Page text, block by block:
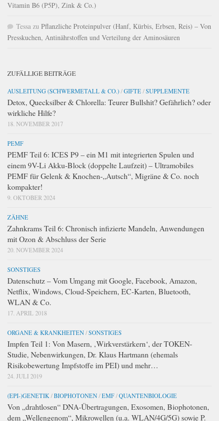
Vitamin B6 (P5P), Zink & Co.)
Tessa zu Pflanzliche Proteinpulver (Hanf, Kürbis, Erbsen, Reis) – Von
Presskuchen, Antinährstoffen und Verteilung der Aminosäuren
ZUFÄLLIGE BEITRÄGE
AUSLEITUNG (SCHWERMETALL & CO.)/GIFTE/SUPPLEMENTE
Detox, Quecksilber & Chlorella: Teurer Bullshit? Gefährlich? oder
wirkliche Hilfe?
18. NOVEMBER 2017
PEMF
PEMF Teil 6: ICES P9 – ein M1 mit integrierten Spulen und
einem 9V-Li Akku-Block (doppelte Laufzeit) – Ultramobiles
PEMF für Gelenk & Knochen-„Autsch“, Migräne & Co. noch
kompakter!
9. OKTOBER 2024
ZÄHNE
Zahnkrams Teil 6: Chronisch infizierte Mandeln, Anwendungen
mit Ozon & Abschluss der Serie
20. NOVEMBER 2024
SONSTIGES
Datenschutz – Vom Umgang mit Google, Facebook, Amazon,
Netflix, Windows, Cloud-Speichern, EC-Karten, Bluetooth,
WLAN & Co.
17. APRIL 2018
ORGANE & KRANKHEITEN/SONSTIGES
Impfen Teil 1: Von Masern, ‚Wirkverstärkern‘, der TOKEN-
Studie, Nebenwirkungen, Dr. Klaus Hartmann (ehemals
Risikobewertung Impfstoffe im PEI) und mehr…
24. JULI 2019
(EPI-)GENETIK /BIOPHOTONEN/EMF/QUANTENBIOLOGIE
Von „drahtlosen“ DNA-Übertragungen, Exosomen, Biophotonen,
dem „Wellengenom“, Mikrowellen (u.a. WLAN/4G/5G) sowie P.